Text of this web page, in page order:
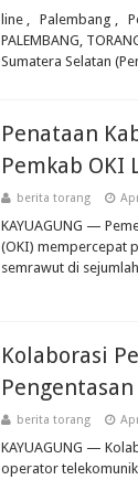
line , Palembang ,
PALEMBANG,
Sumatera Selatan
Penataan
Pemkab OKI
berita torang
KAYUAGUNG —
(OKI) mempercepat
semrawut di
Kolaborasi
berita torang
KAYUAGUNG —
operator